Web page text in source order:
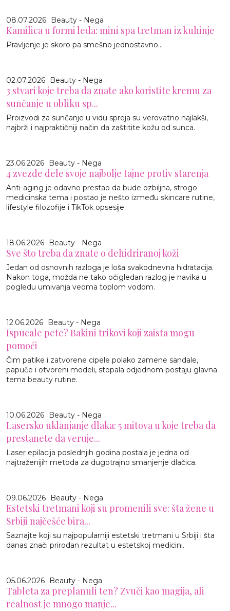
08.07.2026 Beauty - Nega
Kamilica u formi leda: mini spa tretman iz kuhinje
Pravljenje je skoro pa smešno jednostavno…
02.07.2026 Beauty - Nega
3 stvari koje treba da znate ako koristite kremu za
sunčanje u obliku sp...
Proizvodi za sunčanje u vidu spreja su verovatno najlakši,
najbrži i najpraktičniji način da zaštitite kožu od sunca.
23.06.2026 Beauty - Nega
4 zvezde dele svoje najbolje tajne protiv starenja
Anti-aging je odavno prestao da bude ozbiljna, strogo
medicinska tema i postao je nešto između skincare rutine,
lifestyle filozofije i TikTok opsesije.
18.06.2026 Beauty - Nega
Sve što treba da znate o dehidriranoj koži
Jedan od osnovnih razloga je loša svakodnevna hidratacija.
Nakon toga, možda ne tako očigledan razlog je navika u
pogledu umivanja veoma toplom vodom.
12.06.2026 Beauty - Nega
Ispucale pete? Bakini trikovi koji zaista mogu
pomoći
Čim patike i zatvorene cipele polako zamene sandale,
papuče i otvoreni modeli, stopala odjednom postaju glavna
tema beauty rutine.
10.06.2026 Beauty - Nega
Lasersko uklanjanje dlaka: 5 mitova u koje treba da
prestanete da veruje...
Laser epilacija poslednjih godina postala je jedna od
najtraženijih metoda za dugotrajno smanjenje dlačica.
09.06.2026 Beauty - Nega
Estetski tretmani koji su promenili sve: šta žene u
Srbiji najčešće bira...
Saznajte koji su najpopularniji estetski tretmani u Srbiji i šta
danas znači prirodan rezultat u estetskoj medicini.
05.06.2026 Beauty - Nega
Tableta za preplanuli ten? Zvuči kao magija, ali
realnost je mnogo manje...